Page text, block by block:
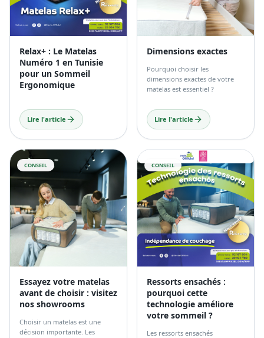
Relax+ : Le Matelas
Numéro 1 en Tunisie
pour un Sommeil
Dimensions exactes
Pourquoi choisir les
dimensions exactes de votre
CONSEIL
Essayez votre matelas
avant de choisir : visitez
nos showrooms
CONSEIL
Ressorts ensachés :
pourquoi cette
technologie améliore
votre sommeil ?